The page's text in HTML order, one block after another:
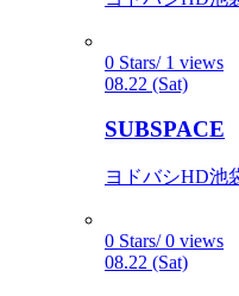
0 Stars/ 1 views
08.22 (Sat)
SUBSPACE
ヨドバシHD池
0 Stars/ 0 views
08.22 (Sat)